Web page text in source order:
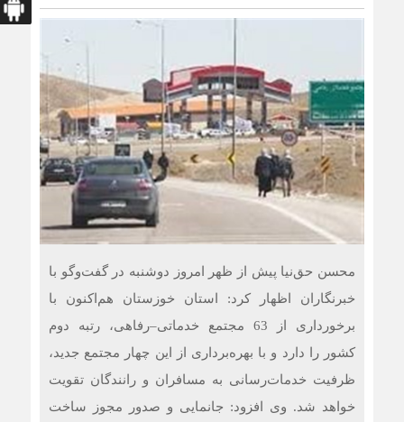
محسن حق‌نیا پیش از ظهر امروز دوشنبه در گفت‌وگو با
خبرنگاران اظهار کرد: استان خوزستان هم‌اکنون با
برخورداری از 63 مجتمع خدماتی–رفاهی، رتبه دوم
کشور را دارد و با بهره‌برداری از این چهار مجتمع جدید،
ظرفیت خدمات‌رسانی به مسافران و رانندگان تقویت
خواهد شد. وی افزود: جانمایی و صدور مجوز ساخت